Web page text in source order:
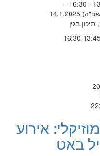
בגין
אירוע
באט